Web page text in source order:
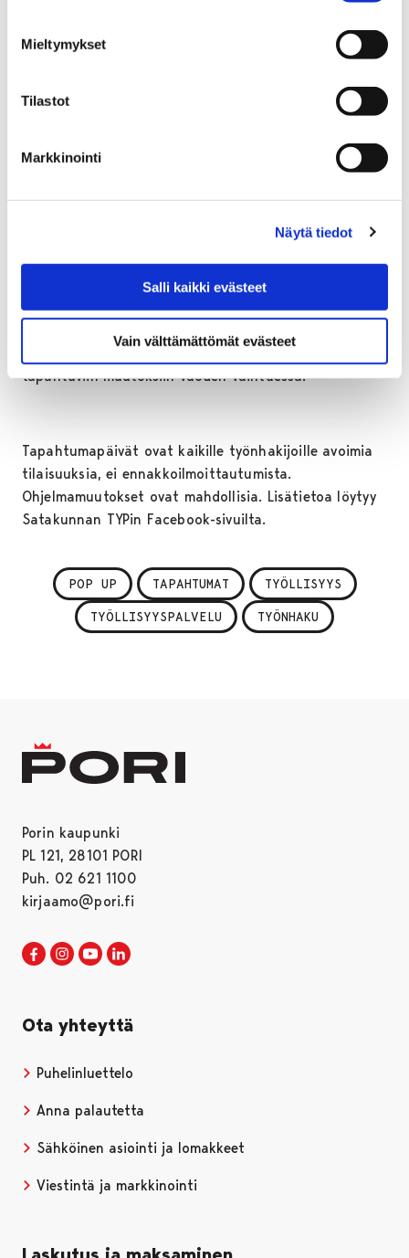
Mieltymykset
Tilastot
Markkinointi
Näytä tiedot
Salli kaikki evästeet
Vain välttämättömät evästeet
työpajamainen päivä, neuvoa työnhakuvalmiuksien
parantamiseen. Otathan mukaasi läppärin, tabletin tai
nuorten palveluja ja
Yrittäjyys ja keikkatyö;tietoa yrittäjyydestä ja
kevytyrittäjyydestä.
tapahtuviin muutoksiin vuoden vaihtuessa.
Tapahtumapäivät ovat kaikille työnhakijoille avoimia
tilaisuuksia, ei ennakkoilmoittautumista.
Ohjelmamuutokset ovat mahdollisia. Lisätietoa löytyy
Satakunnan TYPin Facebook-sivuilta.
POP UP TAPAHTUMAT TYÖLLISYYS
TYÖLLISYYSPALVELU TYÖNHAKU
Porin kaupunki
PL 121, 28101 PORI
Puh. 02 621 1100
kirjaamo@pori.fi
Porin kaupunki Facebookissa
Avautuu uudessa välilehdessä
Porin kaupunki Instagramissa
Avautuu uudessa välilehdessä
Porin kaupunki Youtubessa
Avautuu uudessa välilehdessä
Ota yhteyttä
Puhelinluettelo
Anna palautetta
Sähköinen asiointi ja lomakkeet
Viestintä ja markkinointi